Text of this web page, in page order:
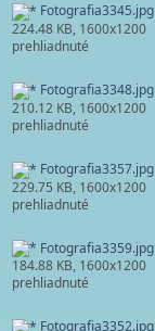
Fotografia3345.jpg
224.48 KB, 1600x1200
prehliadnuté
Fotografia3348.jpg
210.12 KB, 1600x1200
prehliadnuté
Fotografia3357.jpg
229.75 KB, 1600x1200
prehliadnuté
Fotografia3359.jpg
184.88 KB, 1600x1200
prehliadnuté
Fotografia3352.jpg